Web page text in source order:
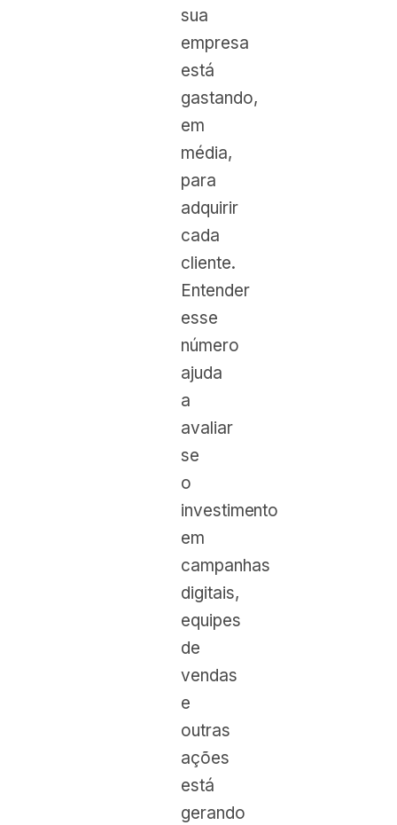
sua
empresa
está
gastando,
em
média,
para
adquirir
cada
cliente.
Entender
esse
número
ajuda
a
avaliar
se
o
investimento
em
campanhas
digitais,
equipes
de
vendas
e
outras
ações
está
gerando